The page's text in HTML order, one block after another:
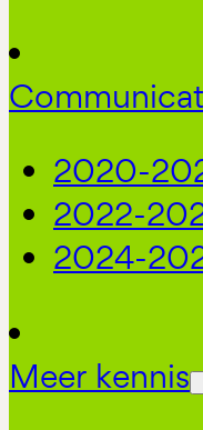
2020-
2022-
2024-
Meer kennis